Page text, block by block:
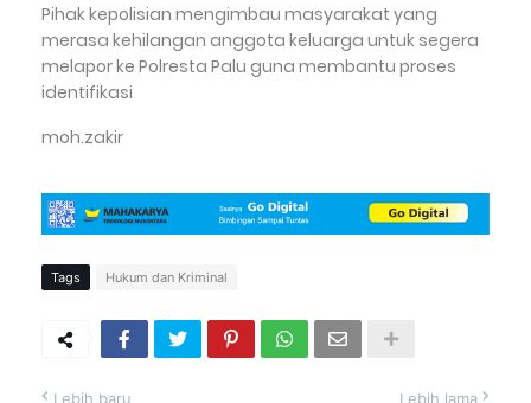
Pihak kepolisian mengimbau masyarakat yang
merasa kehilangan anggota keluarga untuk segera
melapor ke Polresta Palu guna membantu proses
identifikasi
moh.zakir
Tags Hukum dan Kriminal
Lebih baru Lebih lama